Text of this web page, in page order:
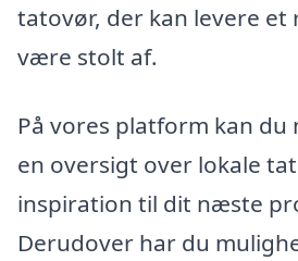
tatovør, der kan levere et
være stolt af.
På vores platform kan du
en oversigt over lokale
inspiration til dit næste
Derudover har du